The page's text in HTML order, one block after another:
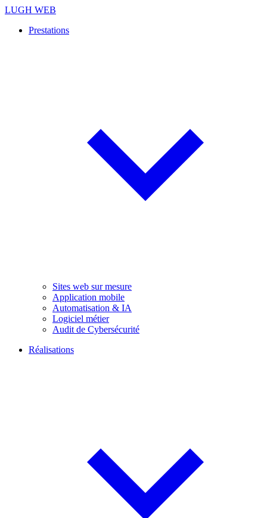
LUGH WEB
Prestations
Sites web sur mesure
Application mobile
Automatisation & IA
Logiciel métier
Audit de Cybersécurité
Réalisations